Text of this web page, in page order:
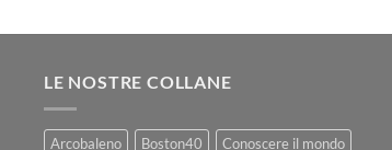
a
LE NOSTRE COLLANE
Arcobaleno Boston40
Conoscere il mondo